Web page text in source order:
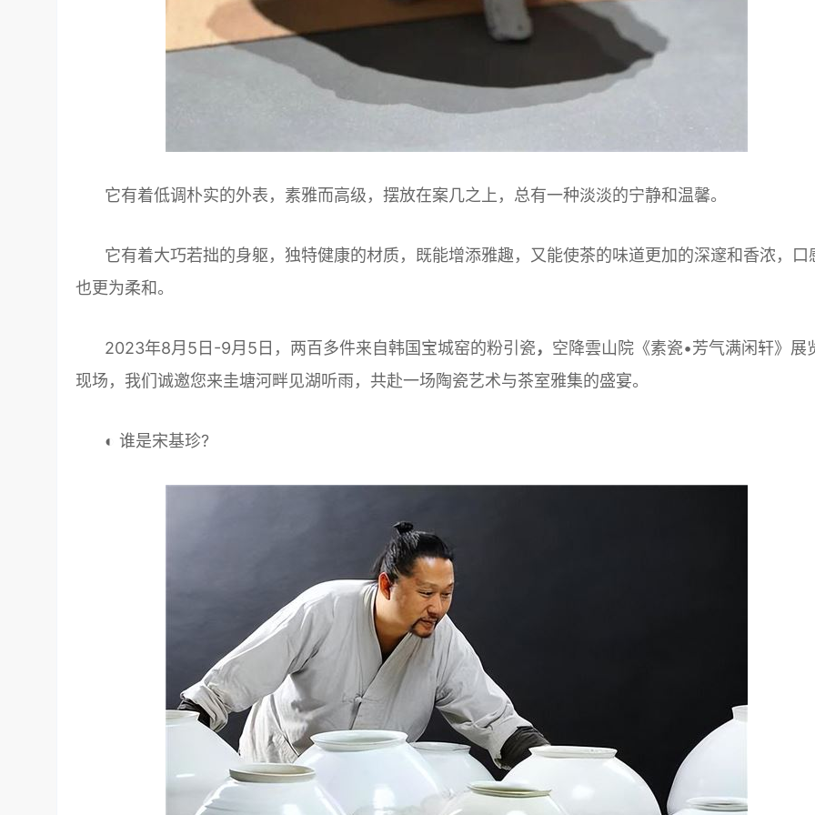
它有着低调朴实的外表，素雅而高级，摆放在案几之上，总有一种淡淡的宁静和温馨。
它有着大巧若拙的身躯，独特健康的材质，既能增添雅趣，又能使茶的味道更加的深邃和香浓，口
也更为柔和。
2023年8月5日-9月5日，两百多件来自韩国宝城窑的粉引瓷， 空降雲山院《素瓷•芳气满闲轩》展
现场，我们诚邀您来圭塘河畔见湖听雨，共赴一场陶瓷艺术与茶室雅集的盛宴。
◐ 谁是宋基珍?